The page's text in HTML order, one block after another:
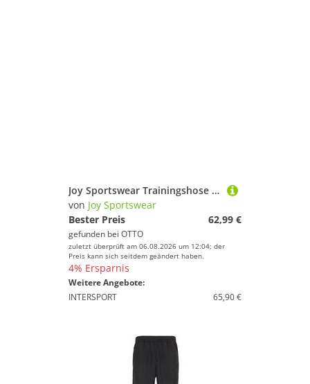
Joy Sportswear Trainingshose KENO Hose BLACK
von Joy Sportswear
Bester Preis
62,99 €
gefunden bei OTTO
zuletzt überprüft am 06.08.2026 um 12:04; der
Preis kann sich seitdem geändert haben.
4% Ersparnis
Weitere Angebote:
INTERSPORT
65,90 €